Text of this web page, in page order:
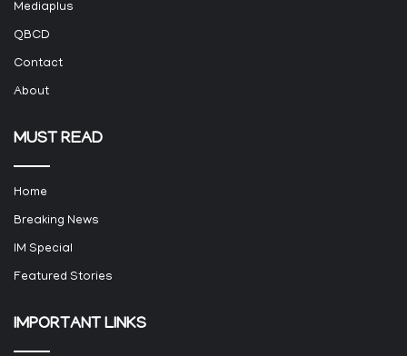
Mediaplus
QBCD
Contact
About
MUST READ
Home
Breaking News
IM Special
Featured Stories
IMPORTANT LINKS